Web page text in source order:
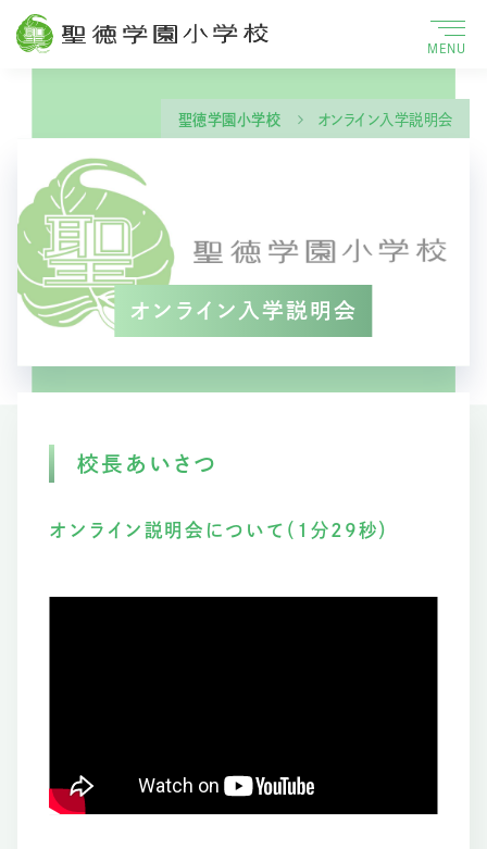
MENU
聖徳学園小学校 オンライン入学説明会
オンライン入学説明会
校長あいさつ
オンライン説明会について（1分29秒）